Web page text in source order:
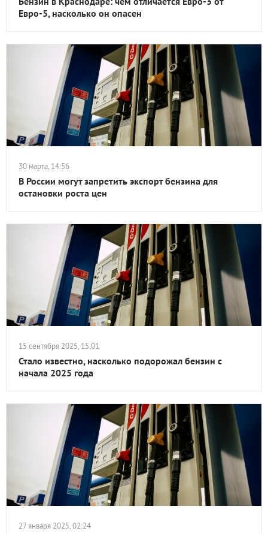
Евро-5, насколько он опасен
30 марта, 14:56
В России могут запретить экспорт бензина для
остановки роста цен
15 сентября 2025, 15:01
Стало известно, насколько подорожал бензин с
начала 2025 года
27 января 2025, 02:24